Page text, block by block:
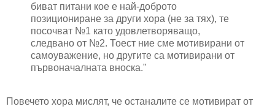
биват питани кое е най-доброто
позициониране за други хора (не за тях), те
посочват №1 като удовлетворяващо,
следвано от №2. Тоест ние сме мотивирани от
самоуважение, но другите са мотивирани от
първоначалната вноска."
Повечето хора мислят, че останалите се мотивират от